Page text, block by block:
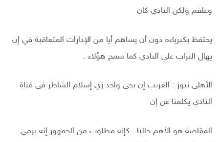
وعلقم ولكن النادي كان
يحتفظ بكبرياءه دون أن يساهم أيا من الإدارات المتعاقبة في إن
يهال التراب علي النادي كما سمح هؤلاء .
الأهلي نيوز : الغريب إن يجي واحد زي إسلام الشاطر في قناة
النادي يكلمنا عن إن
المقاصة هو الأهم حاليا . كإنه مطلوب من الجمهور إنه يرمي